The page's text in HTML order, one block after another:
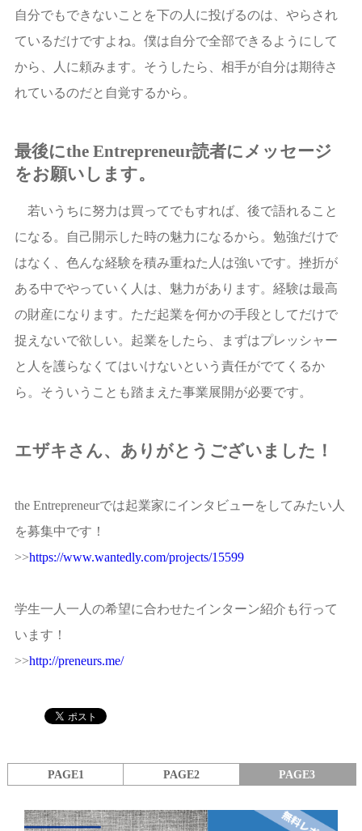
自分でもできないことを下の人に投げるのは、やらされ
ているだけですよね。僕は自分で全部できるようにして
から、人に頼みます。そうしたら、相手が自分は期待さ
れているのだと自覚するから。
最後にthe Entrepreneur読者にメッセージ
をお願いします。
若いうちに努力は買ってでもすれば、後で語れること
になる。自己開示した時の魅力になるから。勉強だけで
はなく、色んな経験を積み重ねた人は強いです。挫折が
ある中でやっていく人は、魅力があります。経験は最高
の財産になります。ただ起業を何かの手段としてだけで
捉えないで欲しい。起業をしたら、まずはプレッシャー
と人を護らなくてはいけないという責任がでてくるか
ら。そういうことも踏まえた事業展開が必要です。
エザキさん、ありがとうございました！
the Entrepreneurでは起業家にインタビューをしてみたい人
を募集中です！
>>https://www.wantedly.com/projects/15599
学生一人一人の希望に合わせたインターン紹介も行って
います！
>>http://preneurs.me/
PAGE1 PAGE2 PAGE3